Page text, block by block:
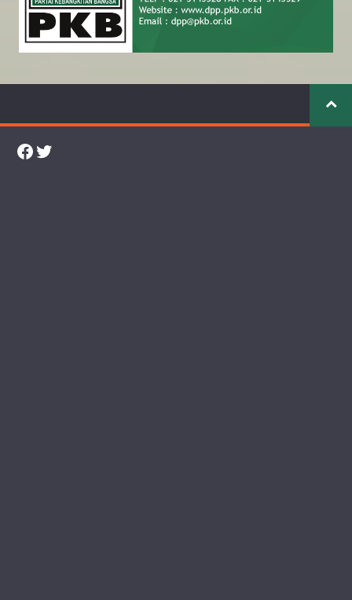
Facebook
Twitter